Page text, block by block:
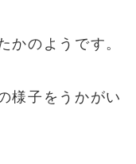
かのようです。
様子をうかがい